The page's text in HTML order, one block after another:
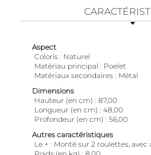
Aspect
Coloris
Naturel
Matériau principal
Poelet
Matériaux secondaires
Métal
Dimensions
Hauteur (en cm)
87,00
Longueur (en cm)
48,00
Profondeur (en cm)
56,00
Autres caractéristiques
Le +
Monté sur 2 roulettes, avec